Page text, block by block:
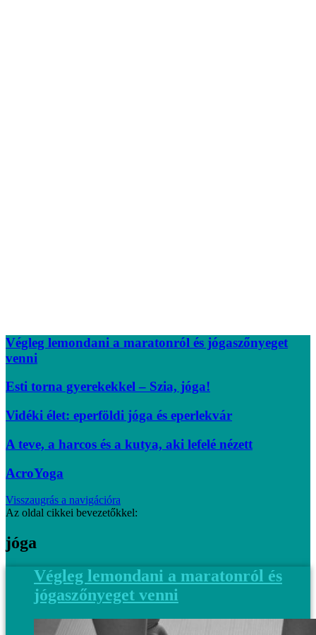
Végleg lemondani a maratonról és jógaszőnyeget
venni
Esti torna gyerekekkel – Szia, jóga!
Vidéki élet: eperföldi jóga és eperlekvár
A teve, a harcos és a kutya, aki lefelé nézett
AcroYoga
Visszaugrás a navigációra
Az oldal cikkei bevezetőkkel:
jóga
Végleg lemondani a maratonról és
jógaszőnyeget venni